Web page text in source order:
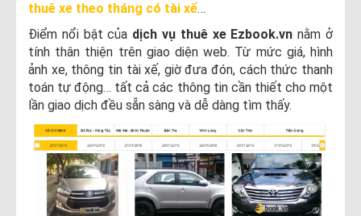
thuê xe theo tháng có tài xế…
Điểm nổi bật của dịch vụ thuê xe Ezbook.vn nằm ở
tính thân thiện trên giao diện web. Từ mức giá, hình
ảnh xe, thông tin tài xế, giờ đưa đón, cách thức thanh
toán tự động… tất cả các thông tin cần thiết cho một
lần giao dịch đều sẵn sàng và dễ dàng tìm thấy.